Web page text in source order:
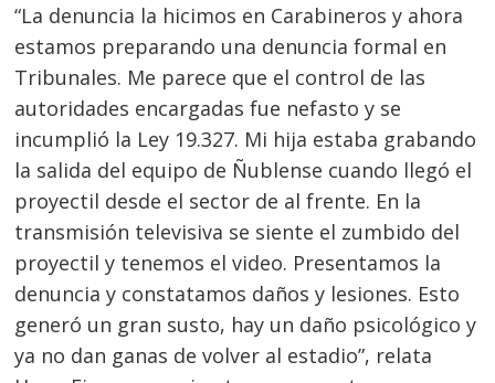
“La denuncia la hicimos en Carabineros y ahora
estamos preparando una denuncia formal en
Tribunales. Me parece que el control de las
autoridades encargadas fue nefasto y se
incumplió la Ley 19.327. Mi hija estaba grabando
la salida del equipo de Ñublense cuando llegó el
proyectil desde el sector de al frente. En la
transmisión televisiva se siente el zumbido del
proyectil y tenemos el video. Presentamos la
denuncia y constatamos daños y lesiones. Esto
generó un gran susto, hay un daño psicológico y
ya no dan ganas de volver al estadio”, relata
Navegación
de
entradas